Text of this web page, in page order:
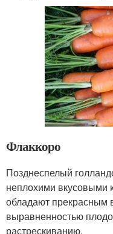
Флаккоро
Позднеспелый
неплохими вкусовыми
обладают
выравненностью
растрескиванию.